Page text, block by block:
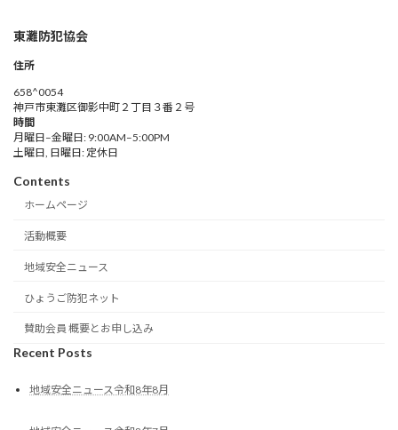
東灘防犯協会
住所
658^0054
神戸市東灘区御影中町２丁目３番２号
時間
月曜日–金曜日: 9:00AM–5:00PM
土曜日, 日曜日: 定休日
Contents
ホームページ
活動概要
地域安全ニュース
ひょうご防犯ネット
賛助会員 概要とお申し込み
Recent Posts
地域安全ニュース令和8年8月